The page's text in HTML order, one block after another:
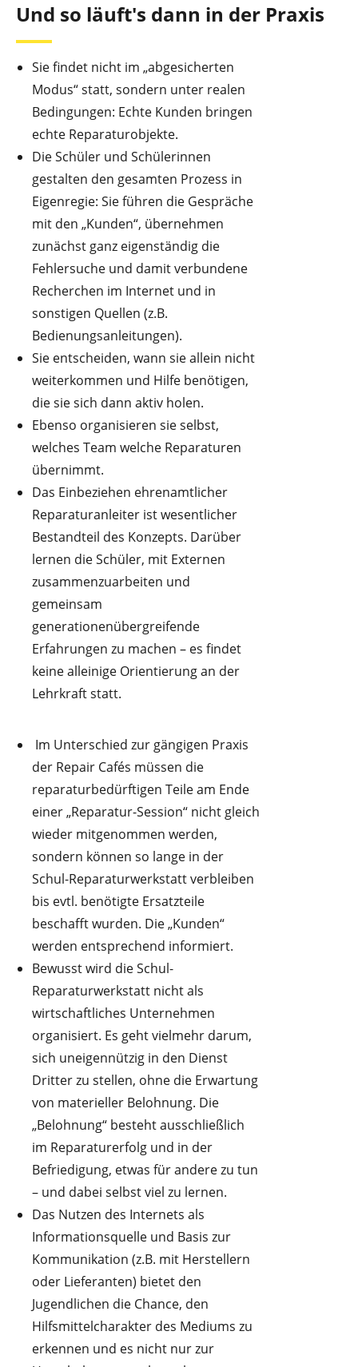
Und so läuft's dann in der Praxis
Sie findet nicht im „abgesicherten
Modus“ statt, sondern unter realen
Bedingungen: Echte Kunden bringen
echte Reparaturobjekte.
Die Schüler und Schülerinnen
gestalten den gesamten Prozess in
Eigenregie: Sie führen die Gespräche
mit den „Kunden“, übernehmen
zunächst ganz eigenständig die
Fehlersuche und damit verbundene
Recherchen im Internet und in
sonstigen Quellen (z.B.
Bedienungsanleitungen).
Sie entscheiden, wann sie allein nicht
weiterkommen und Hilfe benötigen,
die sie sich dann aktiv holen.
Ebenso organisieren sie selbst,
welches Team welche Reparaturen
übernimmt.
Das Einbeziehen ehrenamtlicher
Reparaturanleiter ist wesentlicher
Bestandteil des Konzepts. Darüber
lernen die Schüler, mit Externen
zusammenzuarbeiten und
gemeinsam
generationenübergreifende
Erfahrungen zu machen – es findet
keine alleinige Orientierung an der
Lehrkraft statt.
Im Unterschied zur gängigen Praxis
der Repair Cafés müssen die
reparaturbedürftigen Teile am Ende
einer „Reparatur-Session“ nicht gleich
wieder mitgenommen werden,
sondern können so lange in der
Schul-Reparaturwerkstatt verbleiben
bis evtl. benötigte Ersatzteile
beschafft wurden. Die „Kunden“
werden entsprechend informiert.
Bewusst wird die Schul-
Reparaturwerkstatt nicht als
wirtschaftliches Unternehmen
organisiert. Es geht vielmehr darum,
sich uneigennützig in den Dienst
Dritter zu stellen, ohne die Erwartung
von materieller Belohnung. Die
„Belohnung“ besteht ausschließlich
im Reparaturerfolg und in der
Befriedigung, etwas für andere zu tun
– und dabei selbst viel zu lernen.
Das Nutzen des Internets als
Informationsquelle und Basis zur
Kommunikation (z.B. mit Herstellern
oder Lieferanten) bietet den
Jugendlichen die Chance, den
Hilfsmittelcharakter des Mediums zu
erkennen und es nicht nur zur